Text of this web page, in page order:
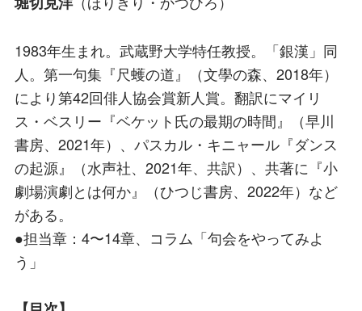
1983年生まれ。武蔵野大学特任教授。「銀漢」同
人。第一句集『尺蠖の道』（文學の森、2018年）
により第42回俳人協会賞新人賞。翻訳にマイリ
ス・ベスリー『ベケット氏の最期の時間』（早川
書房、2021年）、パスカル・キニャール『ダンス
の起源』（水声社、2021年、共訳）、共著に『小
劇場演劇とは何か』（ひつじ書房、2022年）など
がある。
●担当章：4〜14章、コラム「句会をやってみよ
う」